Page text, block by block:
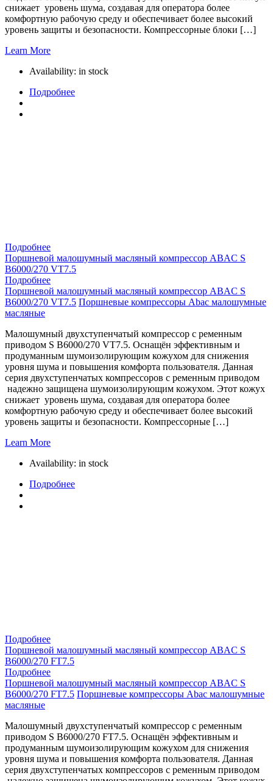
снижает уровень шума, создавая для оператора более
комфортную рабочую среду и обеспечивает более высокий
уровень защиты и безопасности. Компрессорные блоки […]
Learn More
Availability: in stock
Подробнее
Подробнее
Поршневой малошумный масляный компрессор ABAC S
B6000/270 VT7.5
Подробнее
Поршневой малошумный масляный компрессор ABAC S
B6000/270 VT7.5 Поршневые компрессоры Abac малошумные
масляные
Малошумный двухступенчатый компрессор с ременным
приводом S B6000/270 VT7.5. Оснащён эффективным и
продуманным шумоизолирующим кожухом для снижения
уровня шума и повышения комфорта пользователя. Данная
серия двухступенчатых компрессоров с ременным приводом
надежно защищена шумоизолирующим кожухом. Этот кожух
снижает уровень шума, создавая для оператора более
комфортную рабочую среду и обеспечивает более высокий
уровень защиты и безопасности. Компрессорные […]
Learn More
Availability: in stock
Подробнее
Подробнее
Поршневой малошумный масляный компрессор ABAC S
B6000/270 FT7.5
Подробнее
Поршневой малошумный масляный компрессор ABAC S
B6000/270 FT7.5 Поршневые компрессоры Abac малошумные
масляные
Малошумный двухступенчатый компрессор с ременным
приводом S B6000/270 FT7.5. Оснащён эффективным и
продуманным шумоизолирующим кожухом для снижения
уровня шума и повышения комфорта пользователя. Данная
серия двухступенчатых компрессоров с ременным приводом